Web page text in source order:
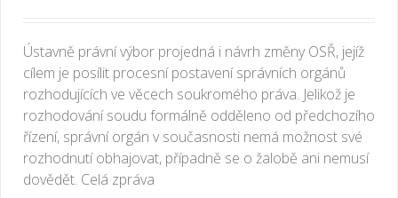
Ústavně právní výbor projedná i návrh změny OSŘ, jejíž
cílem je posílit procesní postavení správních orgánů
rozhodujících ve věcech soukromého práva. Jelikož je
rozhodování soudu formálně odděleno od předchozího
řízení, správní orgán v současnosti nemá možnost své
rozhodnutí obhajovat, případně se o žalobě ani nemusí
dovědět. Celá zpráva